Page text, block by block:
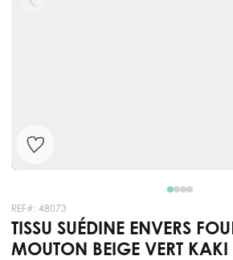
REF#: 48073
TISSU SUÉDINE ENVERS
MOUTON BEIGE VERT